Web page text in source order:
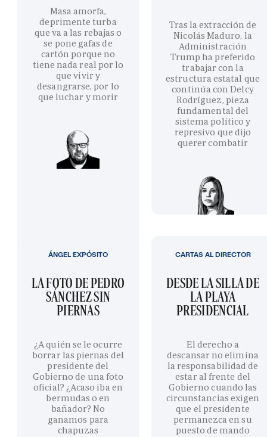
Masa amorfa,
deprimente turba
que va a las rebajas o
se pone gafas de
cartón porque no
tiene nada real por lo
que vivir y
desangrarse, por lo
que luchar y morir
Tras la extracción de
Nicolás Maduro, la
Administración
Trump ha preferido
trabajar con la
estructura estatal que
continúa con Delcy
Rodríguez, pieza
fundamental del
sistema político y
represivo que dijo
querer combatir
LA FOTO DE PEDRO
SÁNCHEZ SIN
PIERNAS
¿A quién se le ocurre
borrar las piernas del
presidente del
Gobierno de una foto
oficial? ¿Acaso iba en
bermudas o en
bañador? No
ganamos para
chapuzas
ÁNGEL EXPÓSITO
DESDE LA SILLA DE
LA PLAYA
PRESIDENCIAL
El derecho a
descansar no elimina
la responsabilidad de
estar al frente del
Gobierno cuando las
circunstancias exigen
que el presidente
permanezca en su
puesto de mando
CARTAS AL DIRECTOR